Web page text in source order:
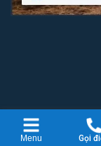
Copyright 2026
Menu Gọi